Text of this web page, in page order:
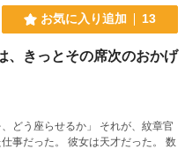
お気に入り追加 13
、きっとその席次のおかげ
せるか」 それが、紋章官
は天才だった。 数